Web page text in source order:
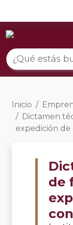
Inicio
Dictamen
expedición de
de